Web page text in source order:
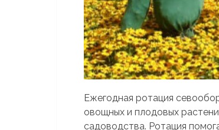
Ежегодная ротация
овощных и плодовых
садоводства. Ротация